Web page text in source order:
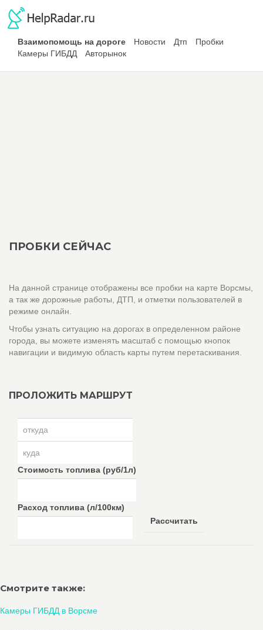
Взаимопомощь на дороге Новости Дтп
Пробки
Камеры ГИБДД
Авторынок
ПРОБКИ СЕЙЧАС
На данной странице отображены все пробки на карте Ворсмы,
а так же дорожные работы, ДТП, и отметки пользователей в
режиме онлайн.
Чтобы узнать ситуацию на дорогах в определенном районе
города, вы можете изменять масштаб с помощью кнопок
навигации и видимую область карты путем перетаскивания.
ПРОЛОЖИТЬ МАРШРУТ
Стоимость топлива (руб/1л)
Расход топлива (л/100км)
Рассчитать
Смотрите также:
Камеры ГИБДД в Ворсме